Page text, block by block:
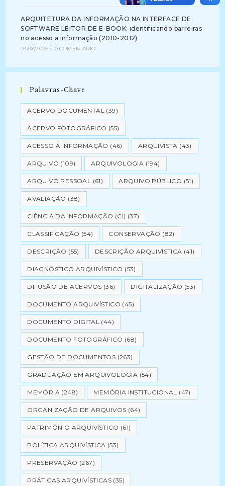
ARQUITETURA DA INFORMAÇÃO NA INTERFACE DE
SOFTWARE LEITOR DE E-BOOK: identificando barreiras
no acesso a informação (2010-2012)
03/08/2026 / 0 COMENTÁRIO
Palavras-Chave
ACERVO DOCUMENTAL (39)
ACERVO FOTOGRÁFICO (55)
ACESSO À INFORMAÇÃO (46) ARQUIVISTA (43)
ARQUIVO (109) ARQUIVOLOGIA (194)
ARQUIVO PESSOAL (61) ARQUIVO PÚBLICO (51)
AVALIAÇÃO (38)
CIÊNCIA DA INFORMAÇÃO (CI) (37)
CLASSIFICAÇÃO (54) CONSERVAÇÃO (82)
DESCRIÇÃO (55) DESCRIÇÃO ARQUIVÍSTICA (41)
DIAGNÓSTICO ARQUIVÍSTICO (53)
DIFUSÃO DE ACERVOS (36) DIGITALIZAÇÃO (53)
DOCUMENTO ARQUIVÍSTICO (45)
DOCUMENTO DIGITAL (44)
DOCUMENTO FOTOGRÁFICO (68)
GESTÃO DE DOCUMENTOS (263)
GRADUAÇÃO EM ARQUIVOLOGIA (54)
MEMÓRIA (248) MEMÓRIA INSTITUCIONAL (47)
ORGANIZAÇÃO DE ARQUIVOS (64)
PATRIMÔNIO ARQUIVÍSTICO (61)
POLÍTICA ARQUIVÍSTICA (53)
PRESERVAÇÃO (267)
PRÁTICAS ARQUIVÍSTICAS (35)